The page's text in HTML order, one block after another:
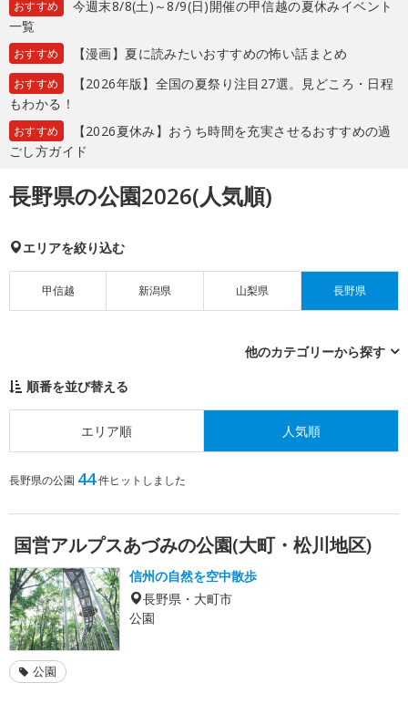
おすすめ
今週末8/8(土)～8/9(日)開催の甲信越の夏休みイベント
一覧
おすすめ 【漫画】夏に読みたいおすすめの怖い話まとめ
おすすめ
【2026年版】全国の夏祭り注目27選。見どころ・日程
もわかる！
おすすめ
【2026夏休み】おうち時間を充実させるおすすめの過
ごし方ガイド
長野県の公園2026(人気順)
エリアを絞り込む
甲信越 新潟県 山梨県 長野県
他のカテゴリーから探す
順番を並び替える
エリア順 人気順
長野県の公園 44件ヒットしました
国営アルプスあづみの公園(大町・松川地区)
信州の自然を空中散歩
長野県・大町市
公園
公園